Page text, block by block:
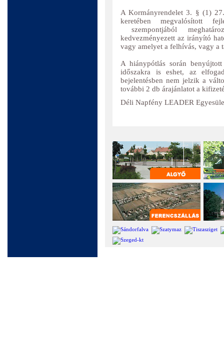
A Kormányrendelet 3. § (1)
keretében megvalósított
szempontjából
kedvezményezett az irányító
vagy amelyet a felhívás, vagy a
A hiánypótlás során
időszakra is eshet, az
bejelentésben nem jelzik a
további 2 db árajánlatot a
Déli Napfény LEADER